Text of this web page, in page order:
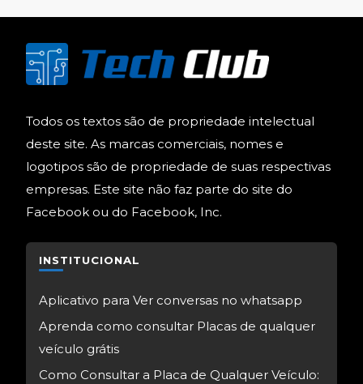
Todos os textos são de propriedade intelectual
deste site. As marcas comerciais, nomes e
logotipos são de propriedade de suas respectivas
empresas. Este site não faz parte do site do
Facebook ou do Facebook, Inc.
INSTITUCIONAL
Aplicativo para Ver conversas no whatsapp
Aprenda como consultar Placas de qualquer
veículo grátis
Como Consultar a Placa de Qualquer Veículo: